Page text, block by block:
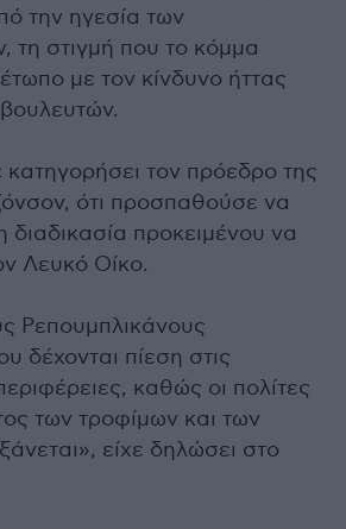
την ηγεσία των
τη στιγμή που το κόμμα
με τον κίνδυνο ήττας
κατηγορήσει τον πρόεδρο της
ότι προσπαθούσε να
διαδικασία προκειμένου να
Λευκό Οίκο.
Ρεπουμπλικάνους
δέχονται πίεση στις
καθώς οι πολίτες
των τροφίμων και των
είχε δηλώσει στο